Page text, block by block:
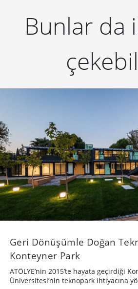
Bunlar da
Geri Dönüşümle Doğan
Konteyner Park
ATÖLYE’nin 2015’te hayata geçirdiği
Üniversitesi’nin teknopark ihtiyacına